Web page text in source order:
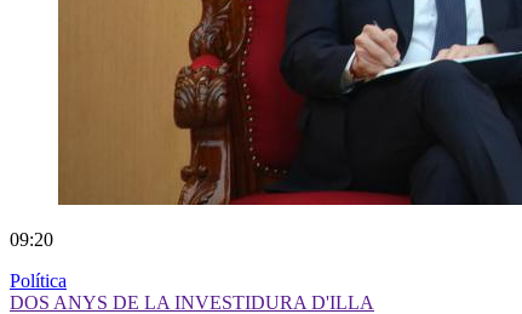
09:20
Política
DOS ANYS DE LA INVESTIDURA D'ILLA